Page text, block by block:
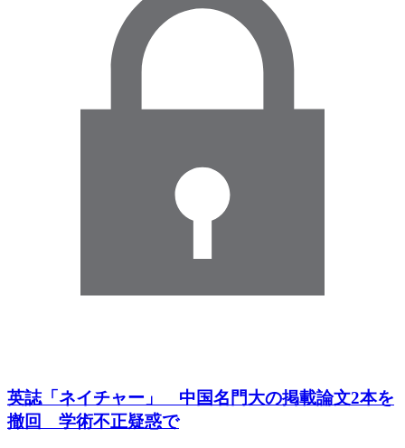
英誌「ネイチャー」 中国名門大の掲載論文2本を
撤回 学術不正疑惑で